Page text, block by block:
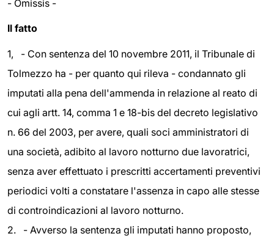
- Omissis -
Il fatto
1, - Con sentenza del 10 novembre 2011, il Tribunale di
Tolmezzo ha - per quanto qui rileva - condannato gli
imputati alla pena dell'ammenda in relazione al reato di
cui agli artt. 14, comma 1 e 18-bis del decreto legislativo
n. 66 del 2003, per avere, quali soci amministratori di
una società, adibito al lavoro notturno due lavoratrici,
senza aver effettuato i prescritti accertamenti preventivi
periodici volti a constatare l'assenza in capo alle stesse
di controindicazioni al lavoro notturno.
2. - Avverso la sentenza gli imputati hanno proposto,